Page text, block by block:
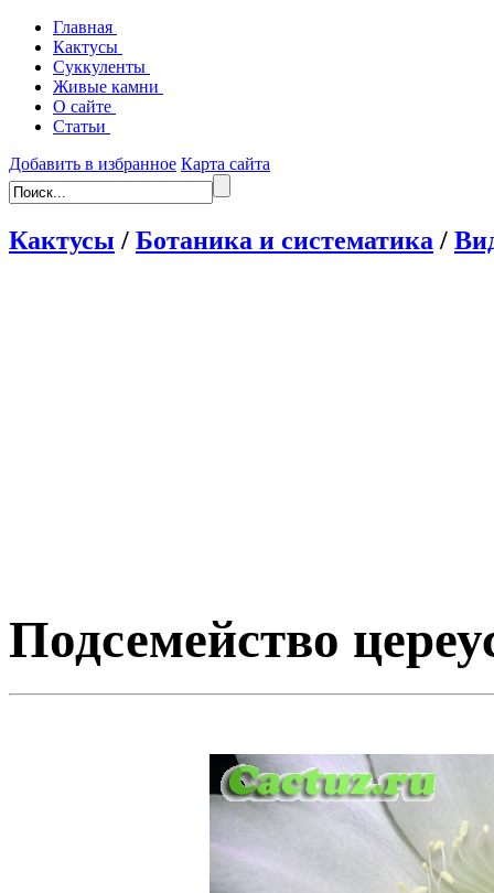
Главная
Кактусы
Суккуленты
Живые камни
О сайте
Статьи
Добавить в избранное Карта сайта
Кактусы / Ботаника и систематика /
Подсемейство